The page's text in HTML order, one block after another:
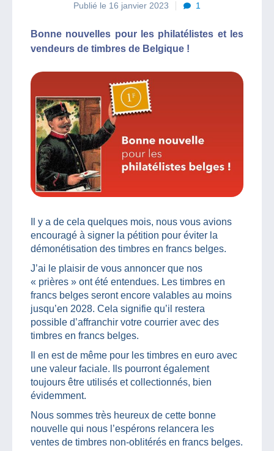
Publié le 16 janvier 2023
1
Bonne nouvelles pour les philatélistes et les
vendeurs de timbres de Belgique !
Il y a de cela quelques mois, nous vous avions
encouragé à signer la pétition pour éviter la
démonétisation des timbres en francs belges.
J’ai le plaisir de vous annoncer que nos
« prières » ont été entendues. Les timbres en
francs belges seront encore valables au moins
jusqu’en 2028. Cela signifie qu’il restera
possible d’affranchir votre courrier avec des
timbres en francs belges.
Il en est de même pour les timbres en euro avec
une valeur faciale. Ils pourront également
toujours être utilisés et collectionnés, bien
évidemment.
Nous sommes très heureux de cette bonne
nouvelle qui nous l’espérons relancera les
ventes de timbres non-oblitérés en francs belges.